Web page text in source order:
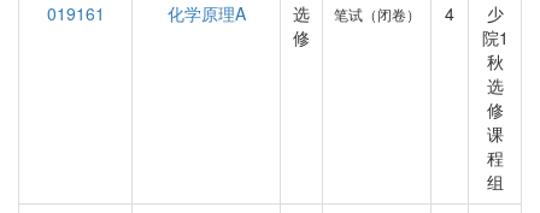
019161
化学原理A
选
修
笔试（闭卷） 4
少
院1
秋
选
修
课
程
组